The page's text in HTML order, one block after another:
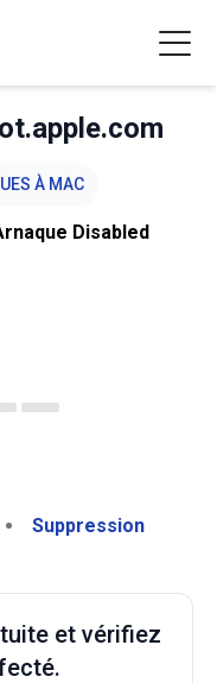
À MAC
Disabled
Suppression
et vérifiez